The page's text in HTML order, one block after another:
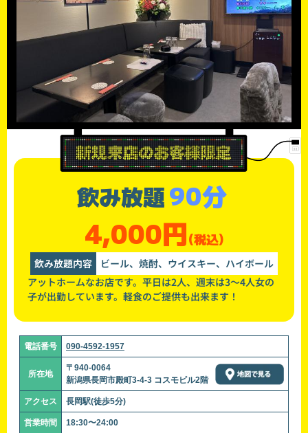
飲み放題90分
4,000円(税込)
飲み放題内容
ビール、焼酎、ウイスキー、ハイボール
アットホームなお店です。平日は2人、週末は3〜4人女の
子が出勤しています。軽食のご提供も出来ます！
電話番号 090-4592-1957
所在地
〒940-0064
新潟県長岡市殿町3-4-3 コスモビル2階
アクセス 長岡駅(徒歩5分)
営業時間 18:30〜24:00